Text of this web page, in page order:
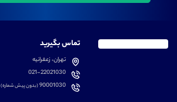
تماس بگیرید
تهران، زعفرانیه
021-22021030
90001030(بدون پیش شماره)